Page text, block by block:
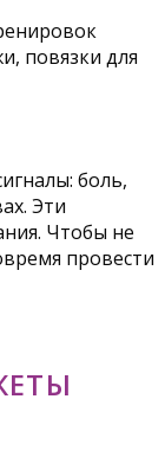
повязки для
боль,
Эти
Чтобы не
провести